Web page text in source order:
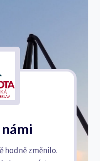
námi
hodně změnilo.